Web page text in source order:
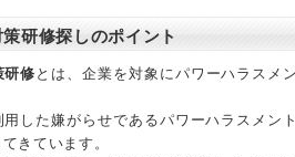
研修探しのポイント
研修 とは、企業を対象にパワーハラスメ
した嫌がらせであるパワーハラスメン
きています。